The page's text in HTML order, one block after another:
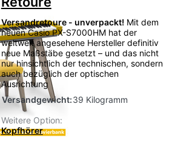
Versandretoure - unverpackt!Mit dem
neuen Casio PX-S7000HM hat der
weltweit angesehene Hersteller definitiv
neue Maßstäbe gesetzt – und das nicht
nur hinsichtlich der technischen, sondern
auch bezüglich der optischen
Ausrichtung
Versandgewicht:39 Kilogramm
Weitere Option:
Kopfhörer